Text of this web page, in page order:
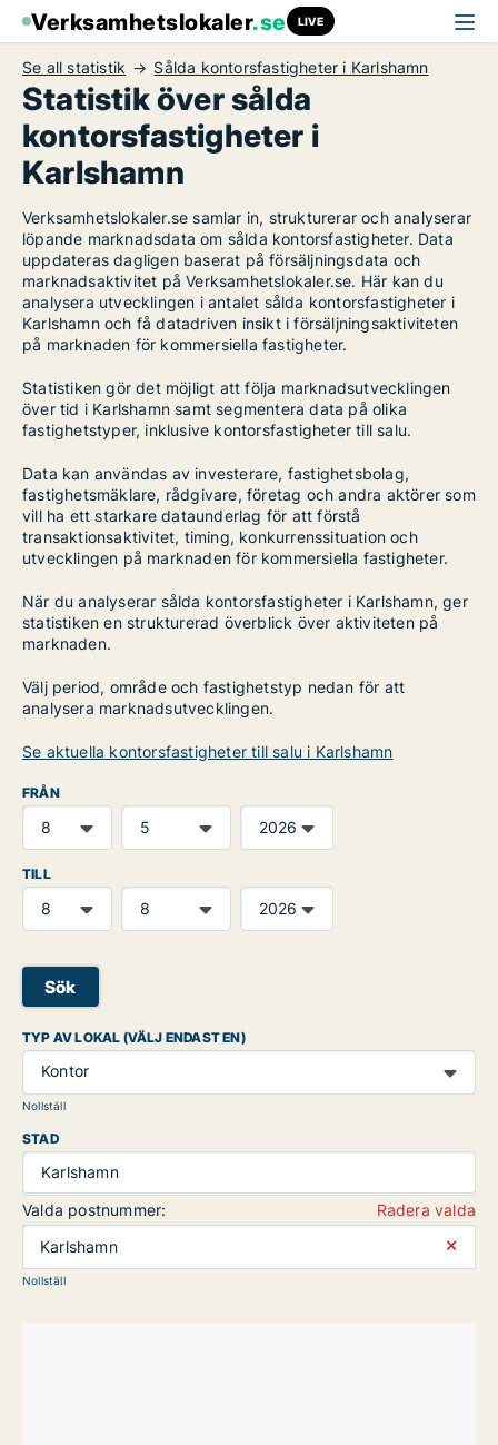
Verksamhetslokaler.se LIVE
Se all statistik Sålda kontorsfastigheter i Karlshamn
Statistik över sålda
kontorsfastigheter i
Karlshamn
Verksamhetslokaler.se samlar in, strukturerar och analyserar
löpande marknadsdata om sålda kontorsfastigheter. Data
uppdateras dagligen baserat på försäljningsdata och
marknadsaktivitet på Verksamhetslokaler.se. Här kan du
analysera utvecklingen i antalet sålda kontorsfastigheter i
Karlshamn och få datadriven insikt i försäljningsaktiviteten
på marknaden för kommersiella fastigheter.
Statistiken gör det möjligt att följa marknadsutvecklingen
över tid i Karlshamn samt segmentera data på olika
fastighetstyper, inklusive kontorsfastigheter till salu.
Data kan användas av investerare, fastighetsbolag,
fastighetsmäklare, rådgivare, företag och andra aktörer som
vill ha ett starkare dataunderlag för att förstå
transaktionsaktivitet, timing, konkurrenssituation och
utvecklingen på marknaden för kommersiella fastigheter.
När du analyserar sålda kontorsfastigheter i Karlshamn, ger
statistiken en strukturerad överblick över aktiviteten på
marknaden.
Välj period, område och fastighetstyp nedan för att
analysera marknadsutvecklingen.
Se aktuella kontorsfastigheter till salu i Karlshamn
FRÅN
TILL
Sök
TYP AV LOKAL (VÄLJ ENDAST EN)
Kontor
Nollställ
STAD
Karlshamn
Valda postnummer:
Radera valda
Karlshamn
⨯
Nollställ